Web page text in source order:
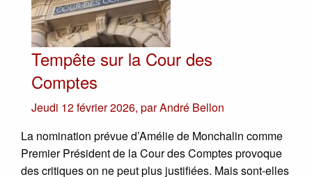
Tempête sur la Cour des
Comptes
Jeudi 12 février 2026, parAndré Bellon
La nomination prévue d’Amélie de Monchalin comme
Premier Président de la Cour des Comptes provoque
des critiques on ne peut plus justifiées. Mais sont-elles